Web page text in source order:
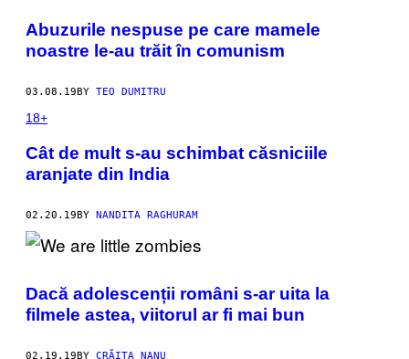
Abuzurile nespuse pe care mamele
noastre le-au trăit în comunism
03.08.19 BY TEO DUMITRU
18+
Cât de mult s-au schimbat căsniciile
aranjate din India
02.20.19BY NANDITA RAGHURAM
Dacă adolescenții români s-ar uita la
filmele astea, viitorul ar fi mai bun
02.19.19 BY CRĂIȚA NANU